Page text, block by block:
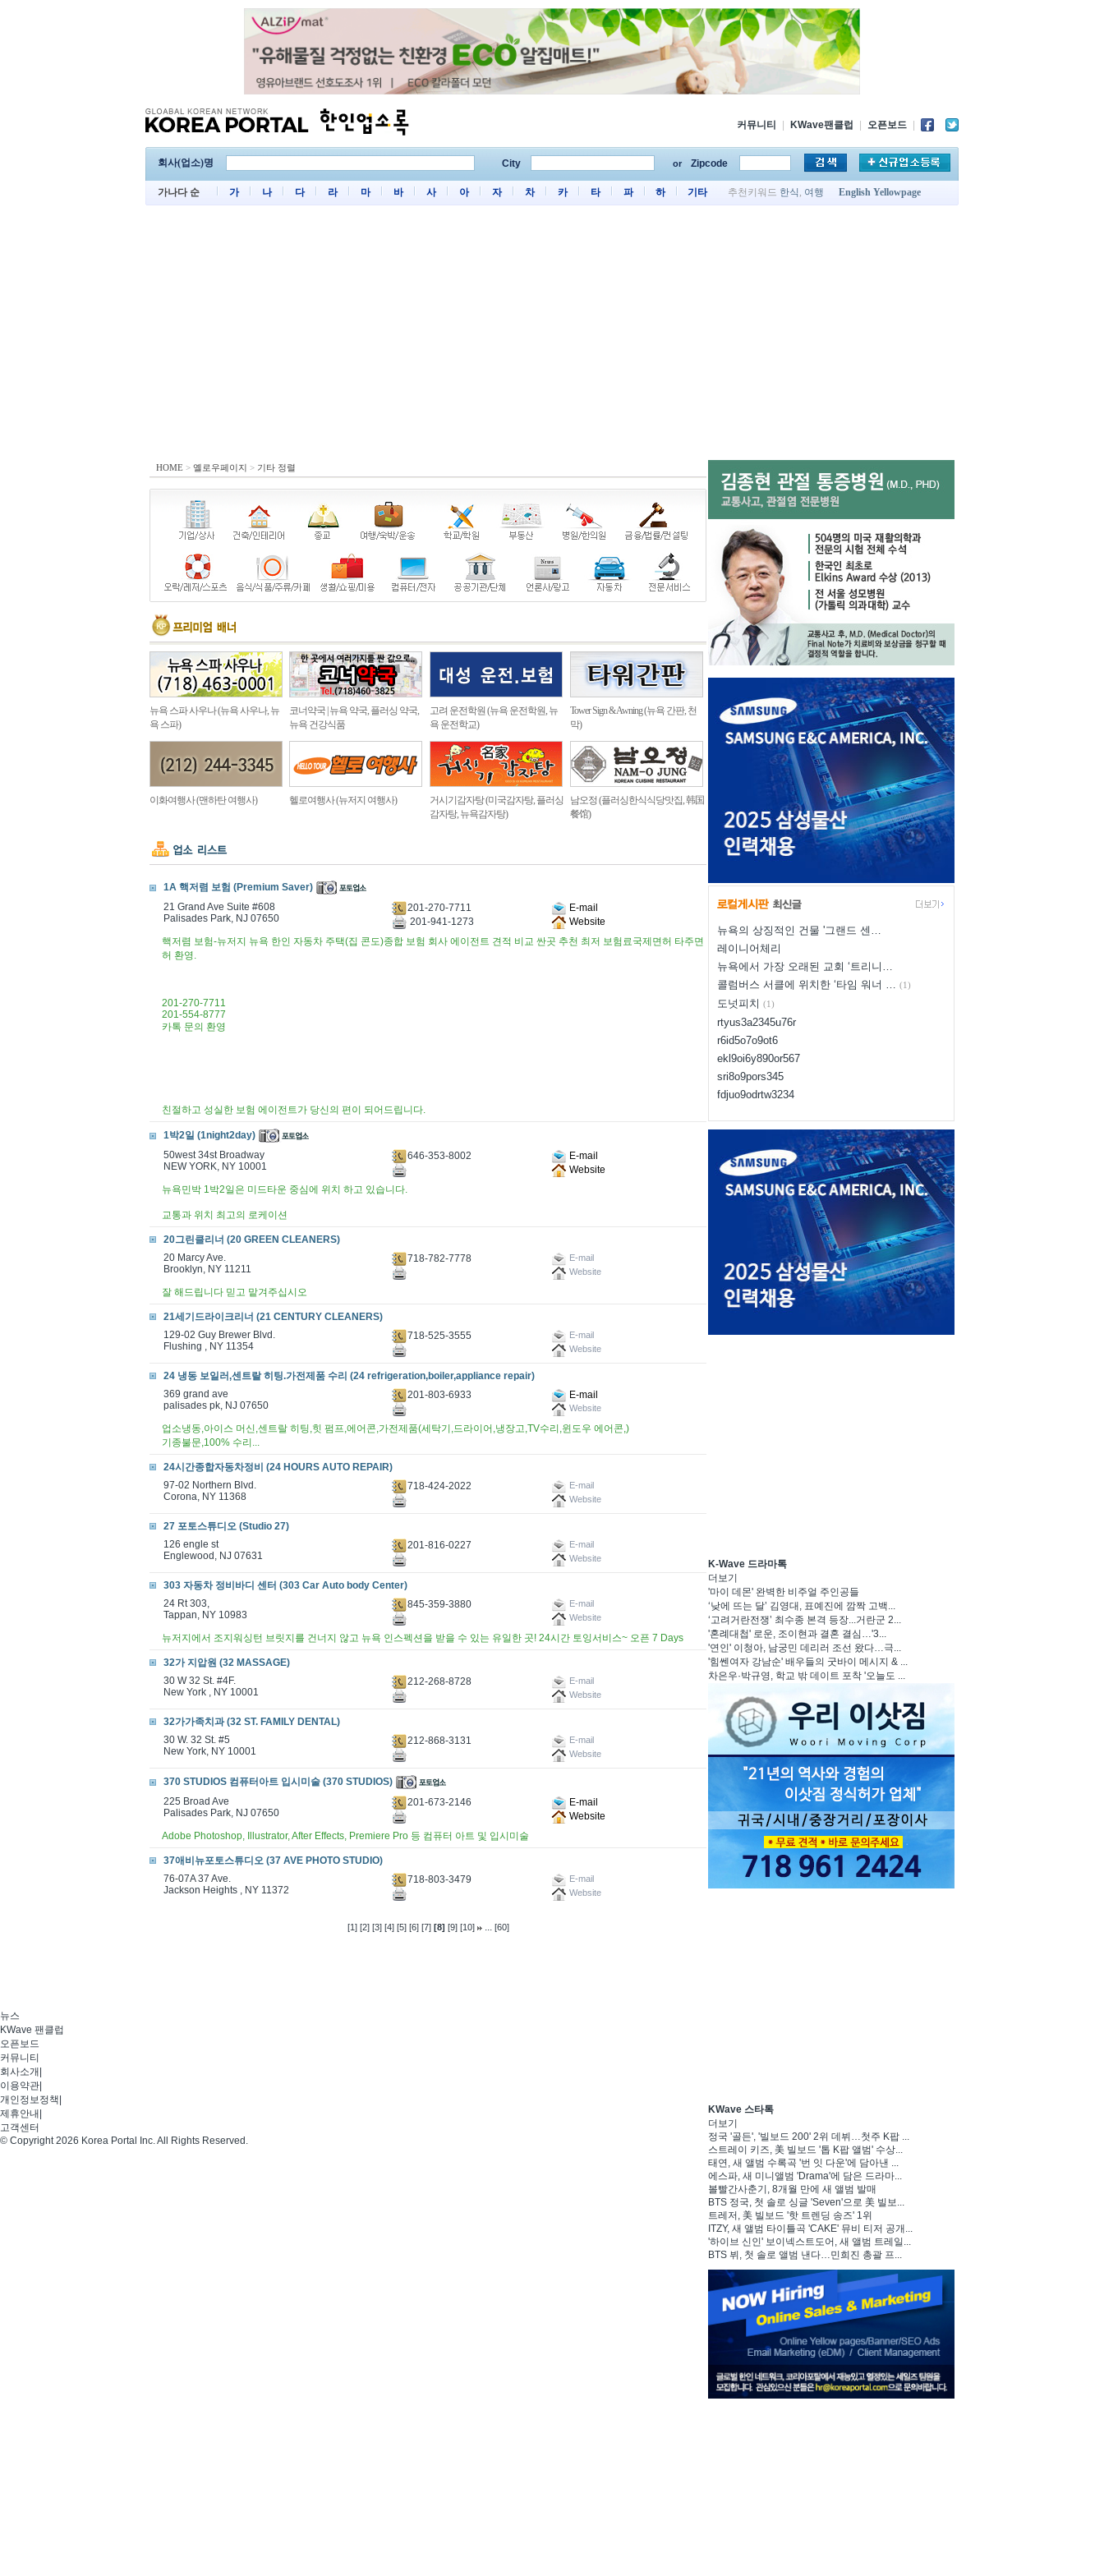
커뮤니티 KWave팬클럽 오픈보드
회사(업소)명 City or Zipcode
가나다 순 가 나 다 라 마 바 사 아 자 차 카 타 파 하 기타 추천키워드 한식 , 여행 English Yellowpage
HOME > 옐로우페이지 > 기타 정렬
뉴욕 스파 사우나 (뉴욕 사우나, 뉴
욕 스파)
코너약국 | 뉴욕 약국, 플러싱 약국,
뉴욕 건강식품
고려 운전학원 (뉴욕 운전학원, 뉴
욕 운전학교)
Tower Sign & Awning (뉴욕 간판, 천
막)
이화여행사 (맨하탄 여행사) 헬로여행사 (뉴저지 여행사)
거시기감자탕 (미국감자탕, 플러싱
감자탕, 뉴욕감자탕)
남오정 (플러싱한식식당맛집, 韩国
餐馆)
1A 핵저렴 보험 (Premium Saver)
21 Grand Ave Suite #608
Palisades Park, NJ 07650
201-270-7711
E-mail
201-941-1273
Website
핵저렴 보험-뉴저지 뉴욕 한인 자동차 주택(집 콘도)종합 보험 회사 에이전트 견적 비교 싼곳 추천 최저 보험료국제면허 타주면
허 환영.
201-270-7711
201-554-8777
카톡 문의 환영
친절하고 성실한 보험 에이전트가 당신의 편이 되어드립니다.
1박2일 (1night2day)
50west 34st Broadway
NEW YORK, NY 10001
646-353-8002
E-mail
Website
뉴욕민박 1박2일은 미드타운 중심에 위치 하고 있습니다.
교통과 위치 최고의 로케이션
20그린클리너 (20 GREEN CLEANERS)
20 Marcy Ave.
Brooklyn, NY 11211
718-782-7778
E-mail
Website
잘 해드립니다 믿고 맡겨주십시오
21세기드라이크리너 (21 CENTURY CLEANERS)
129-02 Guy Brewer Blvd.
Flushing , NY 11354
718-525-3555
E-mail
Website
24 냉동 보일러,센트랄 히팅.가전제품 수리 (24 refrigeration,boiler,appliance repair)
369 grand ave
palisades pk, NJ 07650
201-803-6933 E-mail
Website
업소냉동,아이스 머신,센트랄 히팅,힛 펌프,에어콘,가전제품(세탁기,드라이어,냉장고,TV수리,윈도우 에어콘,)
기종불문,100% 수리...
24시간종합자동차정비 (24 HOURS AUTO REPAIR)
97-02 Northern Blvd.
Corona, NY 11368
718-424-2022
E-mail
Website
27 포토스튜디오 (Studio 27)
126 engle st
Englewood, NJ 07631
201-816-0227
E-mail
Website
303 자동차 정비바디 센터 (303 Car Auto body Center)
24 Rt 303,
Tappan, NY 10983
845-359-3880
E-mail
Website
뉴저지에서 조지워싱턴 브릿지를 건너지 않고 뉴욕 인스펙션을 받을 수 있는 유일한 곳! 24시간 토잉서비스~ 오픈 7 Days
32가 지압원 (32 MASSAGE)
30 W 32 St. #4F.
New York , NY 10001
212-268-8728
E-mail
Website
32가가족치과 (32 ST. FAMILY DENTAL)
30 W. 32 St. #5
New York, NY 10001
212-868-3131
E-mail
Website
370 STUDIOS 컴퓨터아트 입시미술 (370 STUDIOS)
225 Broad Ave
Palisades Park, NJ 07650
201-673-2146
E-mail
Website
Adobe Photoshop, Illustrator, After Effects, Premiere Pro 등 컴퓨터 아트 및 입시미술
37애비뉴포토스튜디오 (37 AVE PHOTO STUDIO)
76-07A 37 Ave.
Jackson Heights , NY 11372
718-803-3479
E-mail
Website
[1] [2] [3] [4] [5] [6] [7] [8] [9] [10] ... [60]
뉴욕의 상징적인 건물 '그랜드 센…
레이니어체리
뉴욕에서 가장 오래된 교회 ‘트리니…
콜럼버스 서클에 위치한 ‘타임 워너 … (1)
도넛피치 (1)
rtyus3a2345u76r
r6id5o7o9ot6
ekl9oi6y890or567
sri8o9pors345
fdjuo9odrtw3234
K-Wave 드라마톡
더보기
'마이 데몬' 완벽한 비주얼 주인공들
‘낮에 뜨는 달’ 김영대, 표예진에 깜짝 고백...
‘고려거란전쟁’ 최수종 본격 등장...거란군 2...
'혼례대첩' 로운, 조이현과 결혼 결심…'3...
'연인' 이청아, 남궁민 데리러 조선 왔다…극...
'힘쎈여자 강남순' 배우들의 굿바이 메시지 & ...
차은우·박규영, 학교 밖 데이트 포착 '오늘도 ...
KWave 스타톡
더보기
정국 '골든', '빌보드 200' 2위 데뷔…첫주 K팝 ...
스트레이 키즈, 美 빌보드 '톱 K팝 앨범' 수상...
태연, 새 앨범 수록곡 '번 잇 다운'에 담아낸 ...
에스파, 새 미니앨범 'Drama'에 담은 드라마...
볼빨간사춘기, 8개월 만에 새 앨범 발매
BTS 정국, 첫 솔로 싱글 'Seven'으로 美 빌보...
트레저, 美 빌보드 '핫 트렌딩 송즈' 1위
ITZY, 새 앨범 타이틀곡 'CAKE' 뮤비 티저 공개...
'하이브 신인' 보이넥스트도어, 새 앨범 트레일...
BTS 뷔, 첫 솔로 앨범 낸다…민희진 총괄 프...
뉴스
KWave 팬클럽
오픈보드
커뮤니티
회사소개
이용약관
개인정보정책
제휴안내
고객센터
© Copyright 2026 Korea Portal Inc. All Rights Reserved.